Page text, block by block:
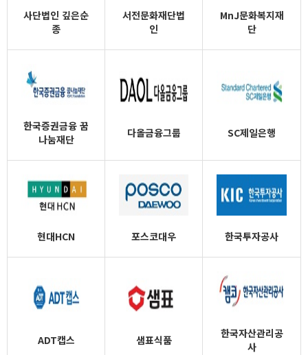
사단법인 깊은순
종
서전문화재단법
인
MnJ문화복지재
단
한국증권금융 꿈
나눔재단
다올금융그룹 SC제일은행
현대HCN 포스코대우 한국투자공사
ADT캡스 샘표식품
한국자산관리공
사